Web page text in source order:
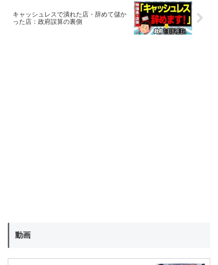
キャッシュレスで潰れた店・辞めて儲か
った店：政府誤算の裏側
動画